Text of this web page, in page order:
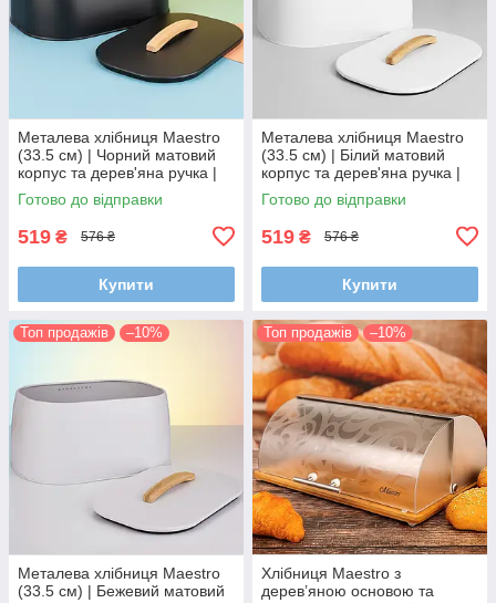
Металева хлібниця Maestro
(33.5 см) | Чорний матовий
корпус та дерев'яна ручка |
Ергономічний дизайн
Готово до відправки
519 ₴ 576 ₴
Купити
Металева хлібниця Maestro
(33.5 см) | Білий матовий
корпус та дерев'яна ручка |
Ергономічний дизайн
Готово до відправки
519 ₴ 576 ₴
Купити
Топ продажів –10%
Металева хлібниця Maestro
(33.5 см) | Бежевий матовий
Топ продажів –10%
Хлібниця Maestro з
дерев’яною основою та